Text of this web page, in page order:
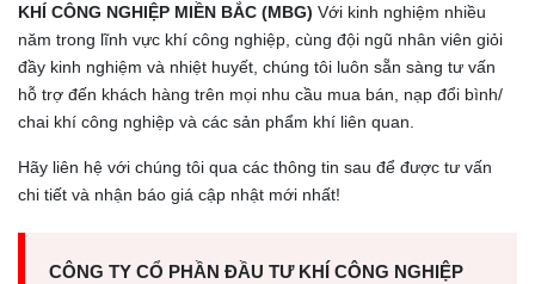
KHÍ CÔNG NGHIỆP MIỀN BẮC (MBG) Với kinh nghiệm nhiều
năm trong lĩnh vực khí công nghiệp, cùng đội ngũ nhân viên giỏi
đầy kinh nghiệm và nhiệt huyết, chúng tôi luôn sẵn sàng tư vấn
hỗ trợ đến khách hàng trên mọi nhu cầu mua bán, nạp đổi bình/
chai khí công nghiệp và các sản phẩm khí liên quan.
Hãy liên hệ với chúng tôi qua các thông tin sau để được tư vấn
chi tiết và nhận báo giá cập nhật mới nhất!
CÔNG TY CỔ PHẦN ĐẦU TƯ KHÍ CÔNG NGHIỆP